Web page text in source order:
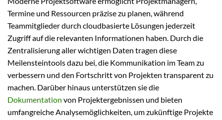
Termine und Ressourcen präzise zu planen, während
Teammitglieder durch cloudbasierte Lösungen jederzeit
Zugriff auf die relevanten Informationen haben. Durch die
Zentralisierung aller wichtigen Daten tragen diese
Meilensteintools dazu bei, die Kommunikation im Team zu
verbessern und den Fortschritt von Projekten transparent zu
machen. Darüber hinaus unterstützen sie die
Dokumentation von Projektergebnissen und bieten
umfangreiche Analysemöglichkeiten, um zukünftige Projekte